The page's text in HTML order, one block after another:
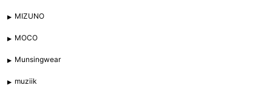
MIZUNO
MOCO
Munsingwear
muziik